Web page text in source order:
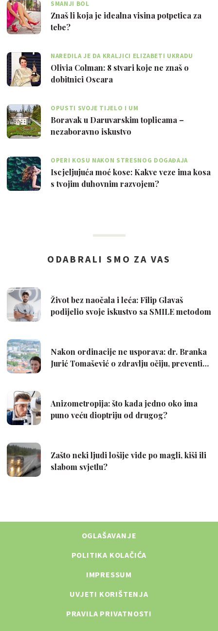
SMANJI BOL
Znaš li koja je idealna visina potpetica za
tebe?
NAREDILA JE DA KRALJICI ELIZABETI UKRADU
TOALETNI PAPIR
Olivia Colman: 8 stvari koje ne znaš o
dobitnici Oscara
OPUSTI SVOJE TIJELO I UM
Boravak u Daruvarskim toplicama –
nezaboravno iskustvo
OPERI KOSU NAKON STRESNOG DOGAĐAJA
Iscjeljujuća moć kose: Kakve veze ima kosa
s tvojim duhovnim razvojem?
OGLAŠAVANJE
POLITIKA KOLAČIĆA
IMPRESSUM
UVJETI KORIŠTENJA
PRAVILA PRIVATNOSTI